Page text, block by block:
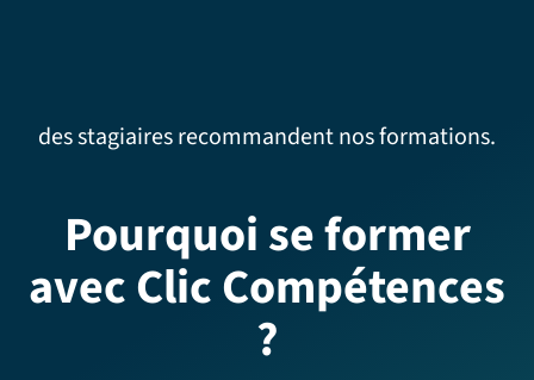
des stagiaires recommandent nos formations.
Pourquoi se former
avec Clic Compétences
?